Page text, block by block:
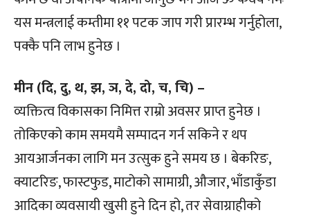
यस मन्त्रलाई कम्तीमा ११ पटक जाप गरी प्रारम्भ गर्नुहोला,
पक्कै पनि लाभ हुनेछ ।
मीन (दि, दु, थ, झ, ञ, दे, दो, च, चि) –
व्यक्तित्व विकासका निमित्त राम्रो अवसर प्राप्त हुनेछ ।
तोकिएको काम समयमै सम्पादन गर्न सकिने र थप
आयआर्जनका लागि मन उत्सुक हुने समय छ । बेकरिङ,
क्याटरिङ, फास्टफुड, माटोको सामाग्री, औजार, भाँडाकुँडा
आदिका व्यवसायी खुसी हुने दिन हो, तर सेवाग्राहीको